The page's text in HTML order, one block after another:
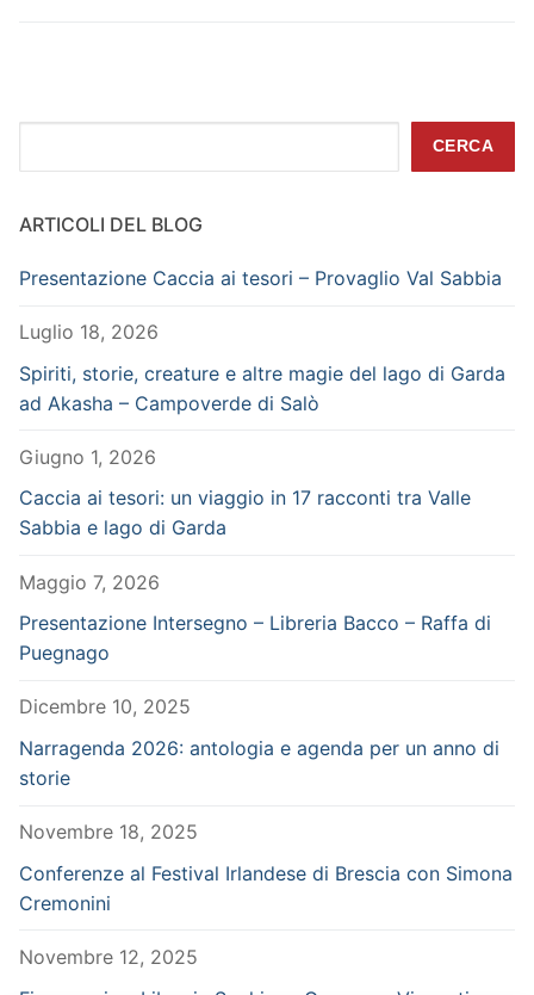
CERCA
ARTICOLI DEL BLOG
Presentazione Caccia ai tesori – Provaglio Val Sabbia
Luglio 18, 2026
Spiriti, storie, creature e altre magie del lago di Garda
ad Akasha – Campoverde di Salò
Giugno 1, 2026
Caccia ai tesori: un viaggio in 17 racconti tra Valle
Sabbia e lago di Garda
Maggio 7, 2026
Presentazione Intersegno – Libreria Bacco – Raffa di
Puegnago
Dicembre 10, 2025
Narragenda 2026: antologia e agenda per un anno di
storie
Novembre 18, 2025
Conferenze al Festival Irlandese di Brescia con Simona
Cremonini
Novembre 12, 2025